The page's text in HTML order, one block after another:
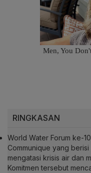
RINGKASAN
World Water Forum ke-
Communique yang
mengatasi krisis air dan
Komitmen tersebut